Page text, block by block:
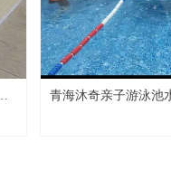
青海沐奇亲子游泳池